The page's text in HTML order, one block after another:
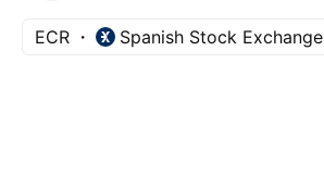
ECR Spanish Stock Exchange